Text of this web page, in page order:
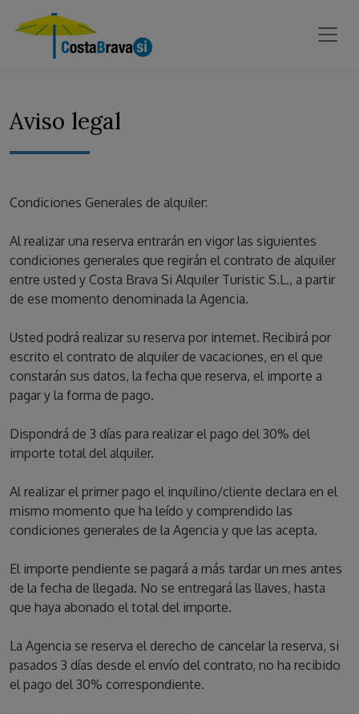
Aviso legal
Condiciones Generales de alquiler:
Al realizar una reserva entrarán en vigor las siguientes
condiciones generales que regirán el contrato de alquiler
entre usted y Costa Brava Si Alquiler Turistic S.L., a partir
de ese momento denominada la Agencia.
Usted podrá realizar su reserva por internet. Recibirá por
escrito el contrato de alquiler de vacaciones, en el que
constarán sus datos, la fecha que reserva, el importe a
pagar y la forma de pago.
Dispondrá de 3 días para realizar el pago del 30% del
importe total del alquiler.
Al realizar el primer pago el inquilino/cliente declara en el
mismo momento que ha leído y comprendido las
condiciones generales de la Agencia y que las acepta.
El importe pendiente se pagará a más tardar un mes antes
de la fecha de llegada. No se entregará las llaves, hasta
que haya abonado el total del importe.
La Agencia se reserva el derecho de cancelar la reserva, si
pasados 3 días desde el envío del contrato, no ha recibido
el pago del 30% correspondiente.